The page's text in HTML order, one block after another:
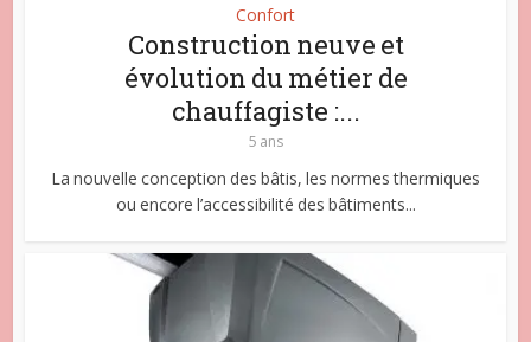
Confort
Construction neuve et
évolution du métier de
chauffagiste :...
5 ans
La nouvelle conception des bâtis, les normes thermiques
ou encore l’accessibilité des bâtiments...